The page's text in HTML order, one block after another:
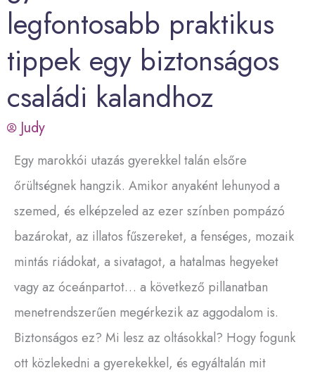
legfontosabb praktikus
tippek egy biztonságos
családi kalandhoz
Judy
Egy marokkói utazás gyerekkel talán elsőre
őrültségnek hangzik. Amikor anyaként lehunyod a
szemed, és elképzeled az ezer színben pompázó
bazárokat, az illatos fűszereket, a fenséges, mozaik
mintás riádokat, a sivatagot, a hatalmas hegyeket
vagy az óceánpartot… a következő pillanatban
menetrendszerűen megérkezik az aggodalom is.
Biztonságos ez? Mi lesz az oltásokkal? Hogy fogunk
ott közlekedni a gyerekekkel, és egyáltalán mit